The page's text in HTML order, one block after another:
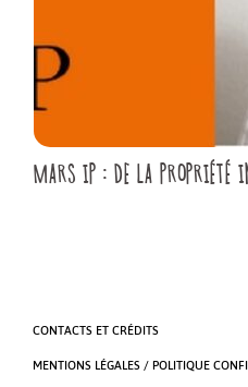
MARS IP : DE LA PROPRIÉTÉ
CONTACTS ET CRÉDITS
MENTIONS LÉGALES / POLITIQUE